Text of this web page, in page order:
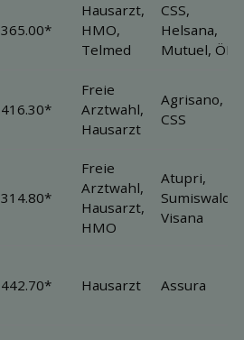
365.00*
Hausarzt,
HMO,
Telmed
CSS,
Helsana,
Mutuel, ÖKK
416.30*
Freie
Arztwahl,
Hausarzt
Agrisano,
CSS
314.80*
Freie
Arztwahl,
Hausarzt,
HMO
Atupri,
Visana
442.70* Hausarzt Assura